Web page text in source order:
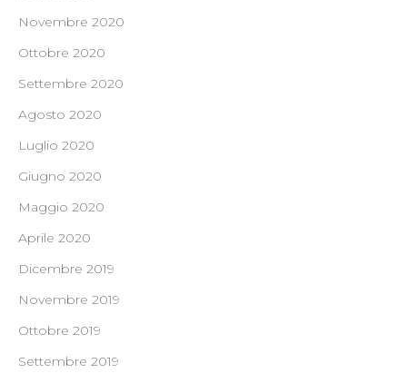
Novembre 2020
Ottobre 2020
Settembre 2020
Agosto 2020
Luglio 2020
Giugno 2020
Maggio 2020
Aprile 2020
Dicembre 2019
Novembre 2019
Ottobre 2019
Settembre 2019